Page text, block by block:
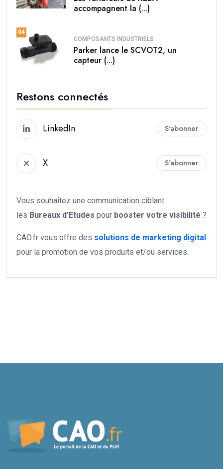
accompagnent la (...)
04
COMPOSANTS INDUSTRIELS
Parker lance le SCVOT2, un
capteur (...)
Restons connectés
LinkedIn S'abonner
X S'abonner
Vous souhaitez une communication ciblant
les Bureaux d’Etudes pour booster votre visibilité ?
CAO.fr vous offre des solutions de marketing digital
pour la promotion de vos produits et/ou services.